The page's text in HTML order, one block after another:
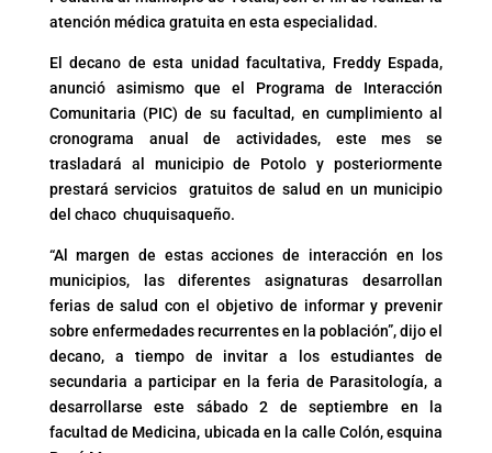
atención médica gratuita en esta especialidad.
El decano de esta unidad facultativa, Freddy Espada,
anunció asimismo que el Programa de Interacción
Comunitaria (PIC) de su facultad, en cumplimiento al
cronograma anual de actividades, este mes se
trasladará al municipio de Potolo y posteriormente
prestará servicios gratuitos de salud en un municipio
del chaco chuquisaqueño.
“Al margen de estas acciones de interacción en los
municipios, las diferentes asignaturas desarrollan
ferias de salud con el objetivo de informar y prevenir
sobre enfermedades recurrentes en la población”, dijo el
decano, a tiempo de invitar a los estudiantes de
secundaria a participar en la feria de Parasitología, a
desarrollarse este sábado 2 de septiembre en la
facultad de Medicina, ubicada en la calle Colón, esquina